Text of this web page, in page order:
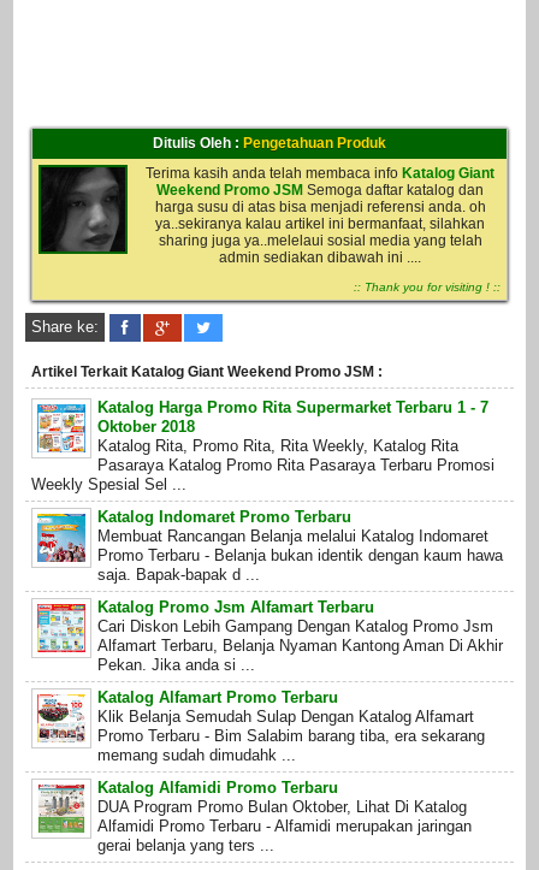
Ditulis Oleh : Pengetahuan Produk
Terima kasih anda telah membaca info Katalog Giant
Weekend Promo JSM Semoga daftar katalog dan
harga susu di atas bisa menjadi referensi anda. oh
ya..sekiranya kalau artikel ini bermanfaat, silahkan
sharing juga ya..melelaui sosial media yang telah
admin sediakan dibawah ini ....
:: Thank you for visiting ! ::
Share ke:
Artikel Terkait Katalog Giant Weekend Promo JSM :
Katalog Harga Promo Rita Supermarket Terbaru 1 - 7
Oktober 2018
Katalog Rita, Promo Rita, Rita Weekly, Katalog Rita
Pasaraya Katalog Promo Rita Pasaraya Terbaru Promosi
Weekly Spesial Sel ...
Katalog Indomaret Promo Terbaru
Membuat Rancangan Belanja melalui Katalog Indomaret
Promo Terbaru - Belanja bukan identik dengan kaum hawa
saja. Bapak-bapak d ...
Katalog Promo Jsm Alfamart Terbaru
Cari Diskon Lebih Gampang Dengan Katalog Promo Jsm
Alfamart Terbaru, Belanja Nyaman Kantong Aman Di Akhir
Pekan. Jika anda si ...
Katalog Alfamart Promo Terbaru
Klik Belanja Semudah Sulap Dengan Katalog Alfamart
Promo Terbaru - Bim Salabim barang tiba, era sekarang
memang sudah dimudahk ...
Katalog Alfamidi Promo Terbaru
DUA Program Promo Bulan Oktober, Lihat Di Katalog
Alfamidi Promo Terbaru - Alfamidi merupakan jaringan
gerai belanja yang ters ...